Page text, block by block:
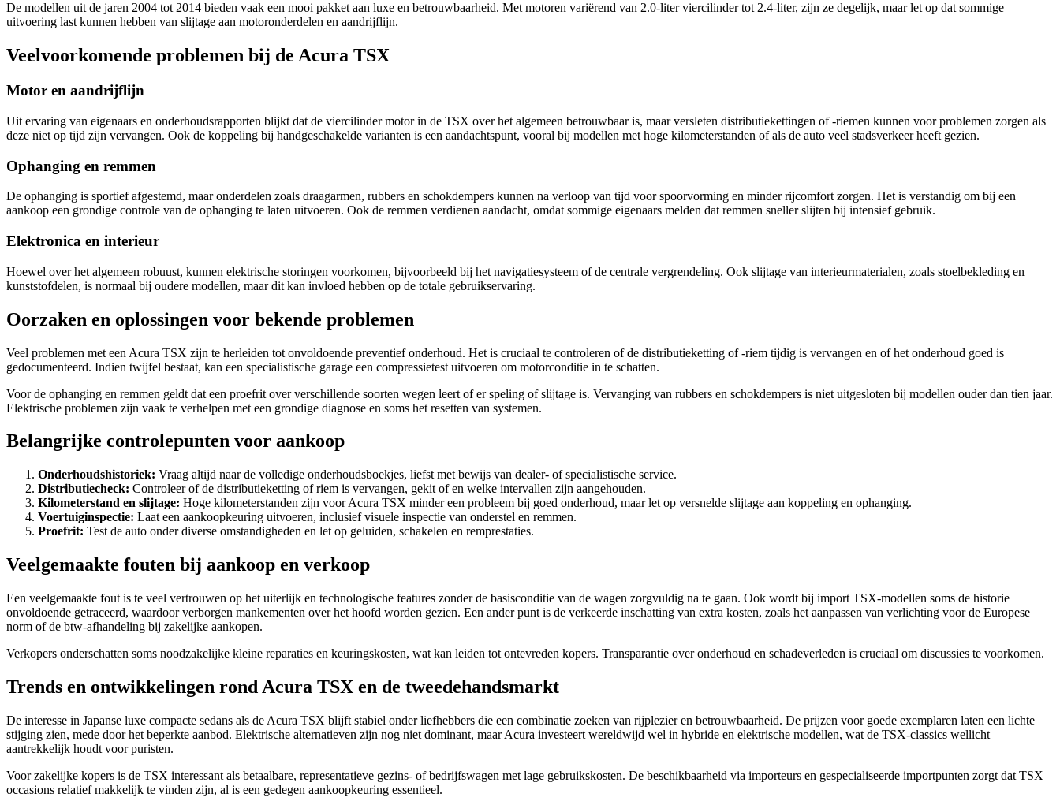
De modellen uit de jaren 2004 tot 2014 bieden vaak een mooi pakket aan luxe en betrouwbaarheid. Met motoren variërend van 2.0-liter viercilinder tot 2.4-liter, zijn ze degelijk, maar let op dat sommige
uitvoering last kunnen hebben van slijtage aan motoronderdelen en aandrijflijn.
Veelvoorkomende problemen bij de Acura TSX
Motor en aandrijflijn
Uit ervaring van eigenaars en onderhoudsrapporten blijkt dat de viercilinder motor in de TSX over het algemeen betrouwbaar is, maar versleten distributiekettingen of -riemen kunnen voor problemen zorgen als
deze niet op tijd zijn vervangen. Ook de koppeling bij handgeschakelde varianten is een aandachtspunt, vooral bij modellen met hoge kilometerstanden of als de auto veel stadsverkeer heeft gezien.
Ophanging en remmen
De ophanging is sportief afgestemd, maar onderdelen zoals draagarmen, rubbers en schokdempers kunnen na verloop van tijd voor spoorvorming en minder rijcomfort zorgen. Het is verstandig om bij een
aankoop een grondige controle van de ophanging te laten uitvoeren. Ook de remmen verdienen aandacht, omdat sommige eigenaars melden dat remmen sneller slijten bij intensief gebruik.
Elektronica en interieur
Hoewel over het algemeen robuust, kunnen elektrische storingen voorkomen, bijvoorbeeld bij het navigatiesysteem of de centrale vergrendeling. Ook slijtage van interieurmaterialen, zoals stoelbekleding en
kunststofdelen, is normaal bij oudere modellen, maar dit kan invloed hebben op de totale gebruikservaring.
Oorzaken en oplossingen voor bekende problemen
Veel problemen met een Acura TSX zijn te herleiden tot onvoldoende preventief onderhoud. Het is cruciaal te controleren of de distributieketting of -riem tijdig is vervangen en of het onderhoud goed is
gedocumenteerd. Indien twijfel bestaat, kan een specialistische garage een compressietest uitvoeren om motorconditie in te schatten.
Voor de ophanging en remmen geldt dat een proefrit over verschillende soorten wegen leert of er speling of slijtage is. Vervanging van rubbers en schokdempers is niet uitgesloten bij modellen ouder dan tien jaar.
Elektrische problemen zijn vaak te verhelpen met een grondige diagnose en soms het resetten van systemen.
Belangrijke controlepunten voor aankoop
Onderhoudshistoriek: Vraag altijd naar de volledige onderhoudsboekjes, liefst met bewijs van dealer- of specialistische service.
Distributiecheck: Controleer of de distributieketting of riem is vervangen, gekit of en welke intervallen zijn aangehouden.
Kilometerstand en slijtage: Hoge kilometerstanden zijn voor Acura TSX minder een probleem bij goed onderhoud, maar let op versnelde slijtage aan koppeling en ophanging.
Voertuiginspectie: Laat een aankoopkeuring uitvoeren, inclusief visuele inspectie van onderstel en remmen.
Proefrit: Test de auto onder diverse omstandigheden en let op geluiden, schakelen en remprestaties.
Veelgemaakte fouten bij aankoop en verkoop
Een veelgemaakte fout is te veel vertrouwen op het uiterlijk en technologische features zonder de basisconditie van de wagen zorgvuldig na te gaan. Ook wordt bij import TSX-modellen soms de historie
onvoldoende getraceerd, waardoor verborgen mankementen over het hoofd worden gezien. Een ander punt is de verkeerde inschatting van extra kosten, zoals het aanpassen van verlichting voor de Europese
norm of de btw-afhandeling bij zakelijke aankopen.
Verkopers onderschatten soms noodzakelijke kleine reparaties en keuringskosten, wat kan leiden tot ontevreden kopers. Transparantie over onderhoud en schadeverleden is cruciaal om discussies te voorkomen.
Trends en ontwikkelingen rond Acura TSX en de tweedehandsmarkt
De interesse in Japanse luxe compacte sedans als de Acura TSX blijft stabiel onder liefhebbers die een combinatie zoeken van rijplezier en betrouwbaarheid. De prijzen voor goede exemplaren laten een lichte
stijging zien, mede door het beperkte aanbod. Elektrische alternatieven zijn nog niet dominant, maar Acura investeert wereldwijd wel in hybride en elektrische modellen, wat de TSX-classics wellicht
aantrekkelijk houdt voor puristen.
Voor zakelijke kopers is de TSX interessant als betaalbare, representatieve gezins- of bedrijfswagen met lage gebruikskosten. De beschikbaarheid via importeurs en gespecialiseerde importpunten zorgt dat TSX
occasions relatief makkelijk te vinden zijn, al is een gedegen aankoopkeuring essentieel.